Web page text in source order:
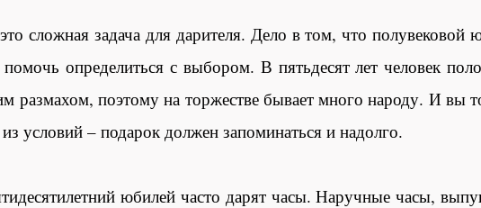
сложная задача для дарителя. Дело в том, что полувековой
определиться с выбором. В пятьдесят лет человек
размахом, поэтому на торжестве бывает много народу. И вы
условий – подарок должен запоминаться и надолго.
юбилей часто дарят часы. Наручные часы,